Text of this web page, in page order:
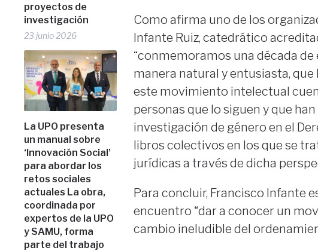
proyectos de
investigación
23 junio 2026
La UPO presenta
un manual sobre
‘Innovación Social’
para abordar los
retos sociales
actuales La obra,
coordinada por
expertos de la UPO
y SAMU, forma
parte del trabajo
Como afirma uno de los
Infante Ruiz, catedrático
“conmemoramos una década
manera natural y entusiasta,
este movimiento intelectual
personas que lo siguen y que
investigación de género en el
libros colectivos en los que se
jurídicas a través de dicha
Para concluir, Francisco Infante
encuentro “dar a conocer un
cambio ineludible del